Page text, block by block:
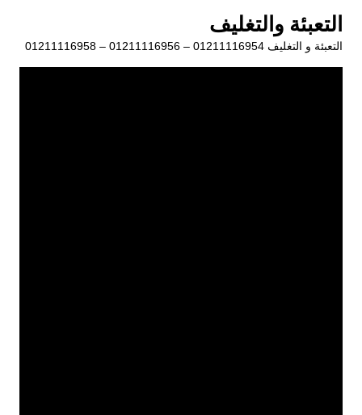
المحتوى
التعبئة والتغليف
التعبئة و التغليف 01211116954 – 01211116956 – 01211116958